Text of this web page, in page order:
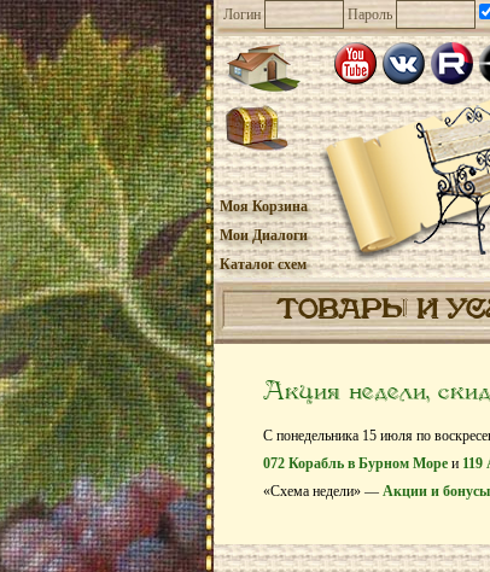
Логин Пароль
Моя Корзина
Мои Диалоги
Каталог схем
ТОВАРЫ И
Акция недели,
С понедельника 15 июля по
072 Корабль в Бурном Море и 119
«Схема недели» — Акции и бонусы